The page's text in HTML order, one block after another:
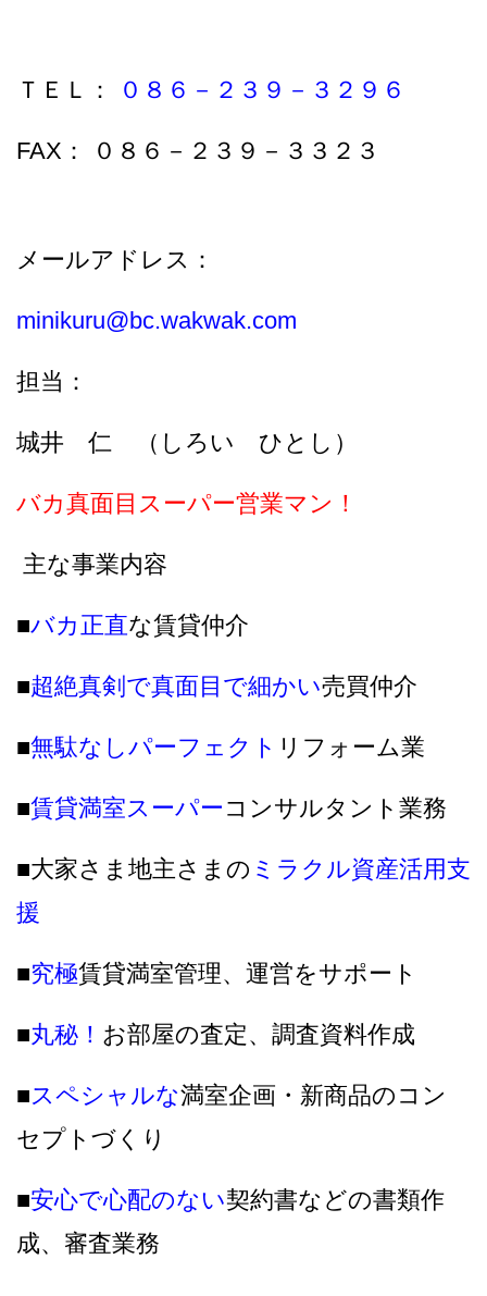
ＴＥＬ： ０８６－２３９－３２９６
FAX： ０８６－２３９－３３２３
メールアドレス：
minikuru@bc.wakwak.com
担当：
城井 仁 （しろい ひとし）
バカ真面目スーパー営業マン！
主な事業内容
■バカ正直な賃貸仲介
■超絶真剣で真面目で細かい売買仲介
■無駄なしパーフェクト リフォーム業
■賃貸満室スーパー コンサルタント業務
■大家さま地主さまの ミラクル資産活用支
援
■究極賃貸満室管理、運営をサポート
■丸秘！ お部屋の査定、調査資料作成
■スペシャルな満室企画・新商品のコン
セプトづくり
■安心で心配のない契約書などの書類作
成、審査業務